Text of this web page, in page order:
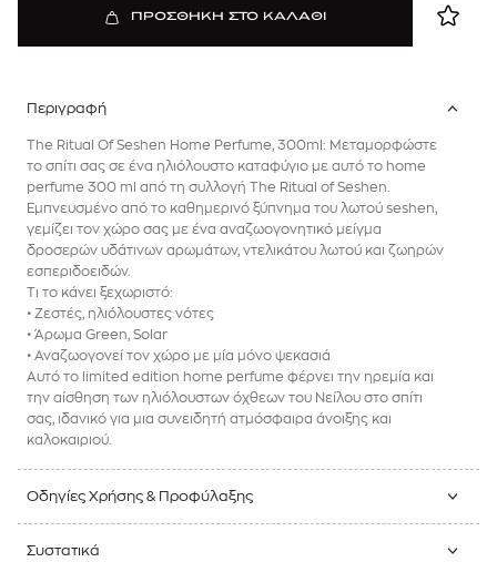
ΠΡΟΣΘΗΚΗ ΣΤΟ ΚΑΛΑΘΙ
Περιγραφή
The Ritual Of Seshen Home Perfume, 300ml: Μεταμορφώστε
το σπίτι σας σε ένα ηλιόλουστο καταφύγιο με αυτό το home
perfume 300 ml από τη συλλογή The Ritual of Seshen.
Εμπνευσμένο από το καθημερινό ξύπνημα του λωτού seshen,
γεμίζει τον χώρο σας με ένα αναζωογονητικό μείγμα
δροσερών υδάτινων αρωμάτων, ντελικάτου λωτού και ζωηρών
εσπεριδοειδών.
Τι το κάνει ξεχωριστό:
• Ζεστές, ηλιόλουστες νότες
• Άρωμα Green, Solar
• Αναζωογονεί τον χώρο με μία μόνο ψεκασιά
Αυτό το limited edition home perfume φέρνει την ηρεμία και
την αίσθηση των ηλιόλουστων όχθεων του Νείλου στο σπίτι
σας, ιδανικό για μια συνειδητή ατμόσφαιρα άνοιξης και
καλοκαιριού.
Οδηγίες Χρήσης & Προφύλαξης
Συστατικά